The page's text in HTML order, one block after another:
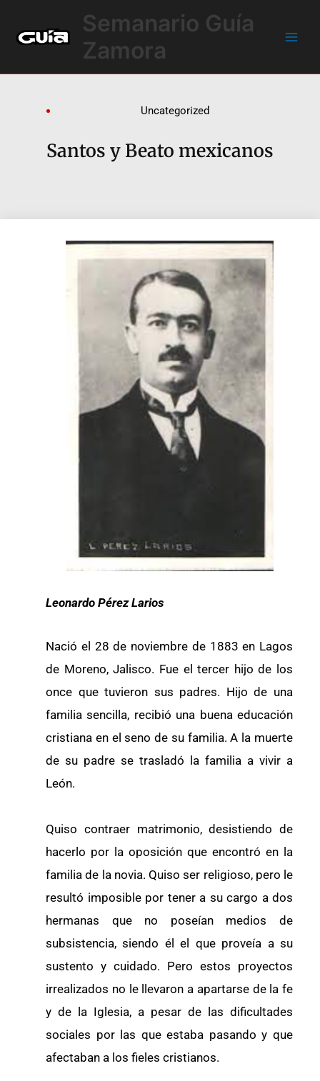
contenido
Semanario Guía
Zamora
Uncategorized
Santos y Beato mexicanos
Leonardo Pérez Larios
Nació el 28 de noviembre de 1883 en Lagos
de Moreno, Jalisco. Fue el tercer hijo de los
once que tuvieron sus padres. Hijo de una
familia sencilla, recibió una buena educación
cristiana en el seno de su familia. A la muerte
de su padre se trasladó la familia a vivir a
León.
Quiso contraer matrimonio, desistiendo de
hacerlo por la oposición que encontró en la
familia de la novia. Quiso ser religioso, pero le
resultó imposible por tener a su cargo a dos
hermanas que no poseían medios de
subsistencia, siendo él el que proveía a su
sustento y cuidado. Pero estos proyectos
irrealizados no le llevaron a apartarse de la fe
y de la Iglesia, a pesar de las dificultades
sociales por las que estaba pasando y que
afectaban a los fieles cristianos.